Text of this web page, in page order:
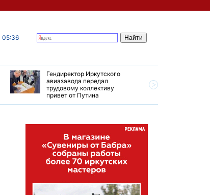
05:36
Гендиректор Иркутского
авиазавода передал
трудовому коллективу
привет от Путина